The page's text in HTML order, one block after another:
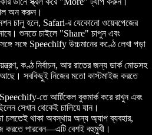
অন করুন।
চালু হলে, Safari-র যেকোনো ওয়েবপেজের
শুনতে চাইলে "Share" চাপুন এবং
সঙ্গে Speechify উচ্চমানের কণ্ঠে লেখা পড়া
কণ্ঠ নির্বাচন, আর রাতের জন্য ডার্ক মোডসহ
আছে। সবকিছুই নিজের মতো কাস্টমাইজ করতে
তে আর্টিকেল বুকমার্ক করে রাখুন এবং
সেখান থেকেই চালিয়ে যান।
চলতেই থাকা অবস্থায় অন্য অ্যাপ ব্যবহার,
করতে পারবেন—এটি বেশই বহুমুখী।